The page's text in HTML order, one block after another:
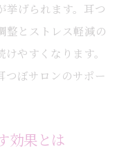
挙げられます。耳つ
整とストレス軽減の
やすくなります。
つぼサロンのサポー
効果とは